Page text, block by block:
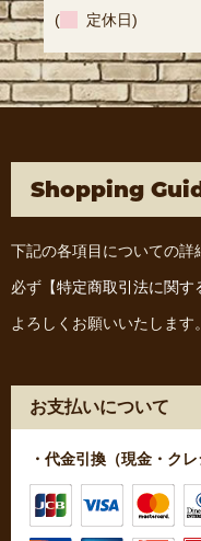
( 定休日)
Shopping
下記の各項目についての詳
必ず 【特定商取引法に関す
よろしくお願いいたします。
お支払いについて
・代金引換（現金・クレ